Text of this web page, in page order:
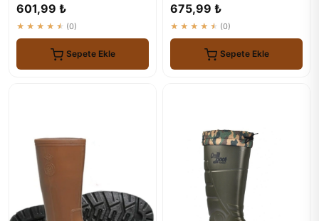
601,99 ₺
★★★★★ (0)
Sepete Ekle
675,99 ₺
★★★★★ (0)
Sepete Ekle